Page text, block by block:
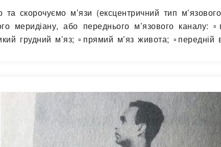
скорочуємо м’язи (ексцентричний тип
меридіану, або переднього м’язового каналу:
грудний м’яз; ▫️прямий м’яз живота; ▫️передній